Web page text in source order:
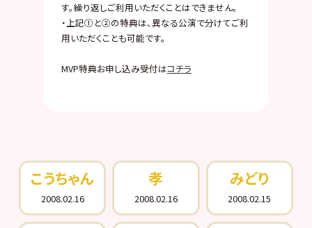
す。繰り返しご利用いただくことはできません。
・上記①と②の特典は、異なる公演で分けてご利
用いただくことも可能です。
MVP特典お申し込み受付はコチラ
こうちゃん
2008.02.16
孝
2008.02.16
みどり
2008.02.15